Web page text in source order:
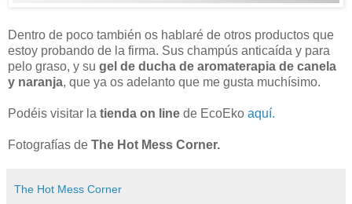
Dentro de poco también os hablaré de otros productos que
estoy probando de la firma. Sus champús anticaída y para
pelo graso, y su gel de ducha de aromaterapia de canela
y naranja, que ya os adelanto que me gusta muchísimo.
Podéis visitar la tienda on line de EcoEko aquí.
Fotografías de The Hot Mess Corner.
The Hot Mess Corner